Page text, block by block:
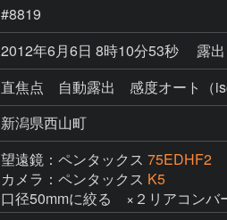
#8819
2012年6月6日 8時10分53秒
露
直焦点 自動露出 感度オート（
新潟県西山町
望遠鏡：ペンタックス 75EDHF2
カメラ：ペンタックス K5
口径50mmに絞る　×２リアコン